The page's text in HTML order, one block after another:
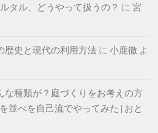
タル、どうやって扱うの？ に 宮
歴史と現代の利用方法 に 小鹿徹 よ
な種類が？庭づくりをお考えの方
並べを自己流でやってみた | おと